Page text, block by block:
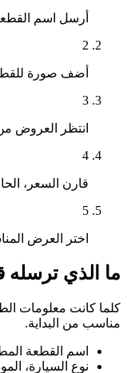
أرسل اسم
2
أضف صورة
3
انتظر العروض
4
قارن السعر،
5
اختر العرض
ما الذي
كلما كانت معلومات
مناسب من البداية.
اسم القطعة
نوع السيارة،